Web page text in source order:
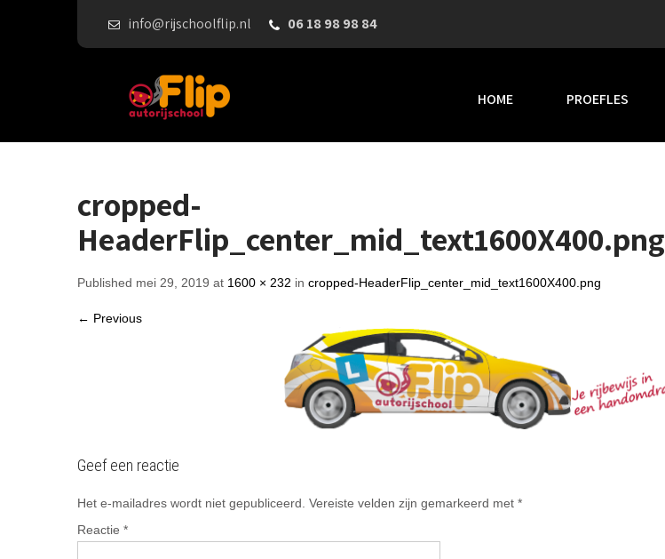
info@rijschoolflip.nl 06 18 98 98 84
HOME PROEFLES
cropped-
HeaderFlip_center_mid_text1600X400.png
Published mei 29, 2019 at 1600 × 232 in cropped-HeaderFlip_center_mid_text1600X400.png
← Previous
Geef een reactie
Het e-mailadres wordt niet gepubliceerd. Vereiste velden zijn gemarkeerd met *
Reactie *